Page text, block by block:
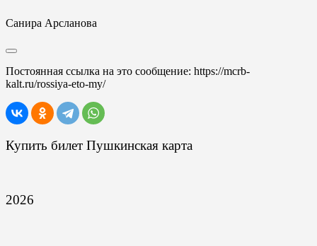
Санира Арсланова
Постоянная ссылка на это сообщение: https://mcrb-
kalt.ru/rossiya-eto-my/
Купить билет Пушкинская карта
2026